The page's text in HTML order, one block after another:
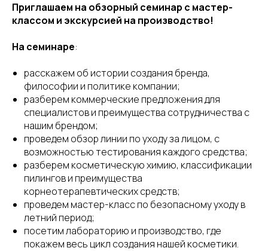
Приглашаем на обзорный семинар с мастер-
классом и экскурсией на производство!
На семинаре:
расскажем об истории создания бренда,
философии и политике компании;
разберем коммерческие предложения для
специалистов и преимущества сотрудничества с
нашим брендом;
проведем обзор линии по уходу за лицом, с
возможностью тестирования каждого средства;
разберем косметическую химию, классификации
пилингов и преимущества
корнеотерапевтических средств;
проведем мастер-класс по безопасному уходу в
летний период;
посетим лабораторию и производство, где
покажем весь цикл создания нашей косметики.